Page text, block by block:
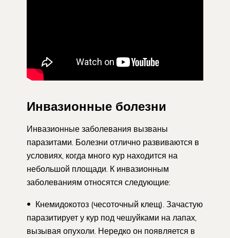
Инвазионные болезни
Инвазионные заболевания вызваны
паразитами. Болезни отлично развиваются в
условиях, когда много кур находится на
небольшой площади. К инвазионным
заболеваниям относятся следующие:
Кнемидокотоз (чесоточный клещ). Зачастую
паразитирует у кур под чешуйками на лапах,
вызывая опухоли. Нередко он появляется в